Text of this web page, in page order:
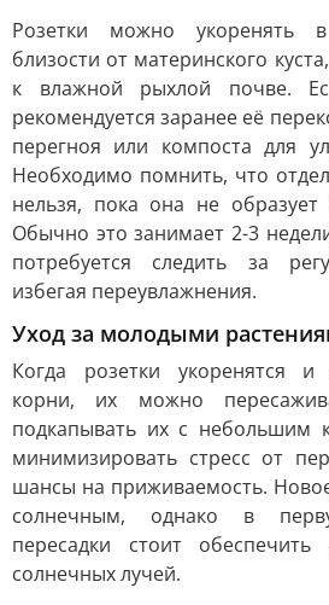
Розетки можно укоренять в
близости от материнского
к влажной рыхлой почве.
рекомендуется заранее её
перегноя или компоста для
Необходимо помнить, что
нельзя, пока она не образует
Обычно это занимает 2-3
потребуется следить за
избегая переувлажнения.
Уход за молодыми
Когда розетки укоренятся
корни, их можно
подкапывать их с небольшим
минимизировать стресс от
шансы на приживаемость.
солнечным, однако в
пересадки стоит
солнечных лучей.